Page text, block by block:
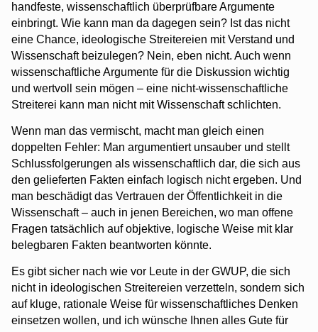
handfeste, wissenschaftlich überprüfbare Argumente
einbringt. Wie kann man da dagegen sein? Ist das nicht
eine Chance, ideologische Streitereien mit Verstand und
Wissenschaft beizulegen? Nein, eben nicht. Auch wenn
wissenschaftliche Argumente für die Diskussion wichtig
und wertvoll sein mögen – eine nicht-wissenschaftliche
Streiterei kann man nicht mit Wissenschaft schlichten.
Wenn man das vermischt, macht man gleich einen
doppelten Fehler: Man argumentiert unsauber und stellt
Schlussfolgerungen als wissenschaftlich dar, die sich aus
den gelieferten Fakten einfach logisch nicht ergeben. Und
man beschädigt das Vertrauen der Öffentlichkeit in die
Wissenschaft – auch in jenen Bereichen, wo man offene
Fragen tatsächlich auf objektive, logische Weise mit klar
belegbaren Fakten beantworten könnte.
Es gibt sicher nach wie vor Leute in der GWUP, die sich
nicht in ideologischen Streitereien verzetteln, sondern sich
auf kluge, rationale Weise für wissenschaftliches Denken
einsetzen wollen, und ich wünsche Ihnen alles Gute für